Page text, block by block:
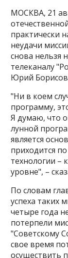
МОСКВА, 21
практически
неудачи
снова нельзя
телеканалу
Юрий
"Ни в коем
программу,
Я думаю, что
лунной
является
приходится
технологии –
уровне", –
По словам
успеха таких
четыре года
потерпели
"Советскому
свое время
осуществить